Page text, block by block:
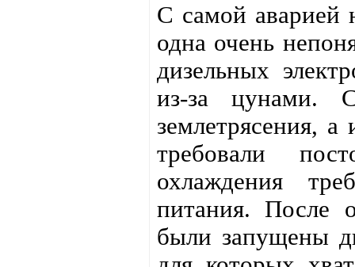
С самой аварией
одна очень
дизельных
из-за цунами.
землетрясения,
требовали
охлаждения
питания. После
были запущены